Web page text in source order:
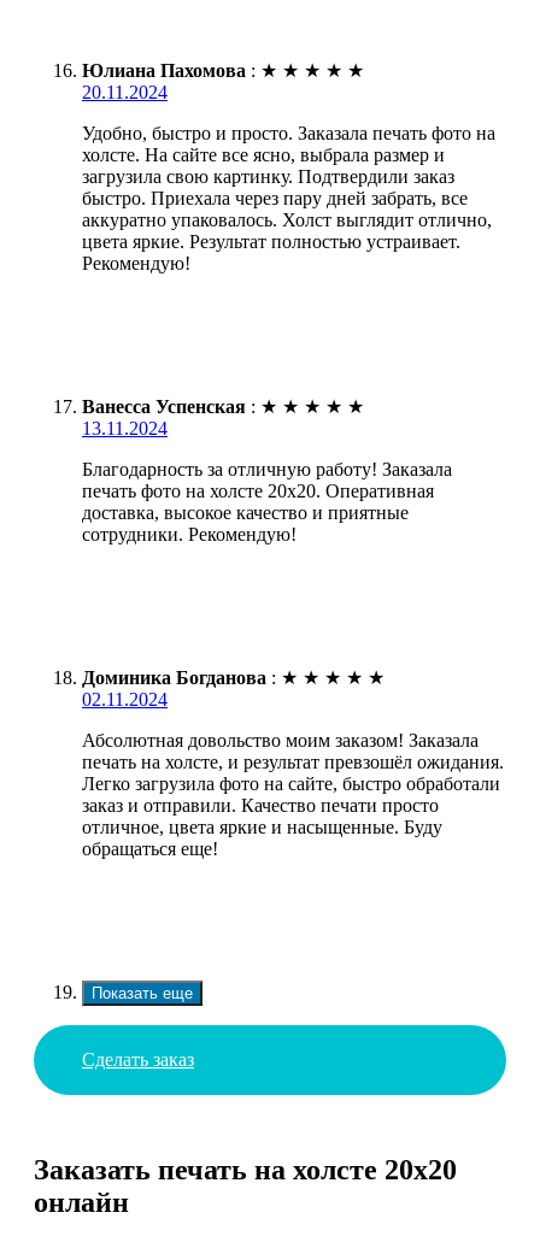
Юлиана Пахомова : ★ ★ ★ ★ ★
20.11.2024
Удобно, быстро и просто. Заказала печать фото на
холсте. На сайте все ясно, выбрала размер и
загрузила свою картинку. Подтвердили заказ
быстро. Приехала через пару дней забрать, все
аккуратно упаковалось. Холст выглядит отлично,
цвета яркие. Результат полностью устраивает.
Рекомендую!
Ванесса Успенская : ★ ★ ★ ★ ★
13.11.2024
Благодарность за отличную работу! Заказала
печать фото на холсте 20х20. Оперативная
доставка, высокое качество и приятные
сотрудники. Рекомендую!
Доминика Богданова : ★ ★ ★ ★ ★
02.11.2024
Абсолютная довольство моим заказом! Заказала
печать на холсте, и результат превзошёл ожидания.
Легко загрузила фото на сайте, быстро обработали
заказ и отправили. Качество печати просто
отличное, цвета яркие и насыщенные. Буду
обращаться еще!
Показать еще
Сделать заказ
Заказать печать на холсте 20х20
онлайн